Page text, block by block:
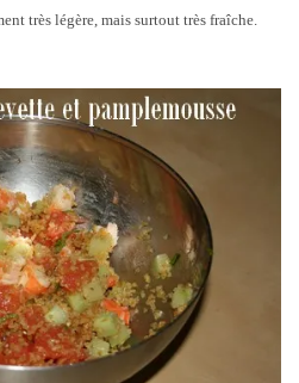
très légère, mais surtout très fraîche.